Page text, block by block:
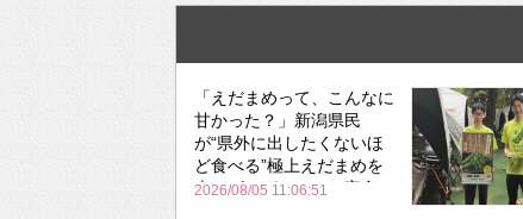
「えだまめって、こんなに
甘かった？」新潟県民
が“県外に出したくないほ
ど食べる”極上えだまめを
森のビアガーデンで実食
2026/08/05 11:06:51